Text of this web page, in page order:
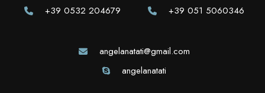
+39 0532 204679
+39 051 5060346
angelanatati@gmail.com
angelanatati